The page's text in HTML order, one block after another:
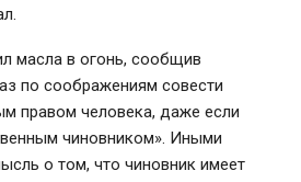
масла в огонь, сообщив
по соображениям совести
правом человека, даже если
чиновником». Иными
о том, что чиновник имеет